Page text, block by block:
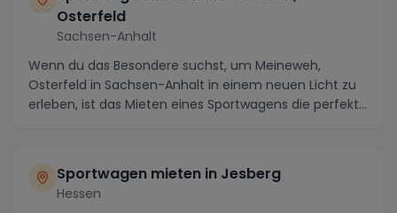
Osterfeld
Sachsen-Anhalt
Wenn du das Besondere suchst, um Meineweh,
Osterfeld in Sachsen-Anhalt in einem neuen Licht zu
erleben, ist das Mieten eines Sportwagens die perfekte
Sportwagen mieten in Jesberg
Hessen